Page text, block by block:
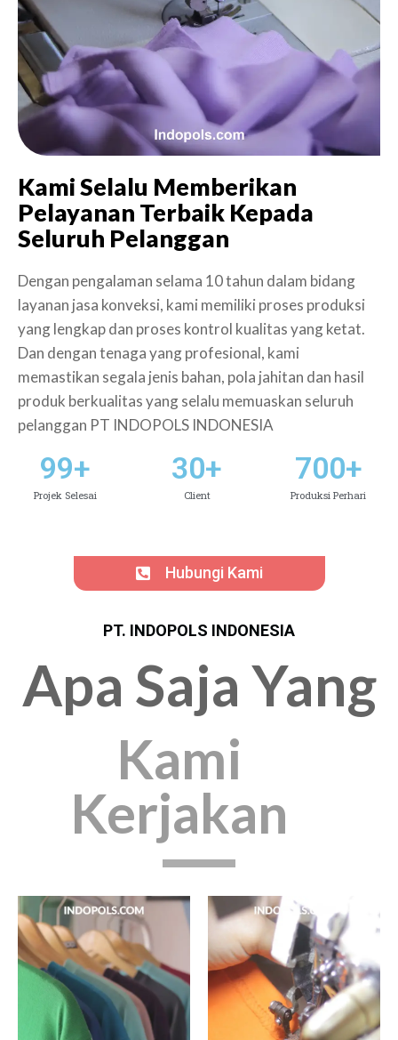
Kami Selalu Memberikan
Pelayanan Terbaik Kepada
Seluruh Pelanggan
Dengan pengalaman selama 10 tahun dalam bidang
layanan jasa konveksi, kami memiliki proses produksi
yang lengkap dan proses kontrol kualitas yang ketat.
Dan dengan tenaga yang profesional, kami
memastikan segala jenis bahan, pola jahitan dan hasil
produk berkualitas yang selalu memuaskan seluruh
pelanggan PT INDOPOLS INDONESIA
Hubungi Kami
99+
Projek Selesai
30+
Client
700+
Produksi Perhari
PT. INDOPOLS INDONESIA
Apa Saja Yang
Kami
Kerjakan